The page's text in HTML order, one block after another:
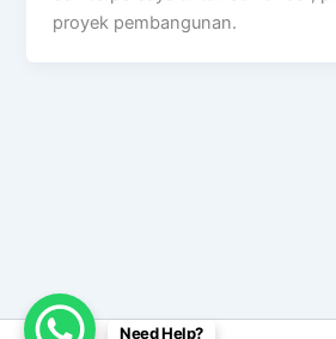
proyek pembangunan.
Need Help?